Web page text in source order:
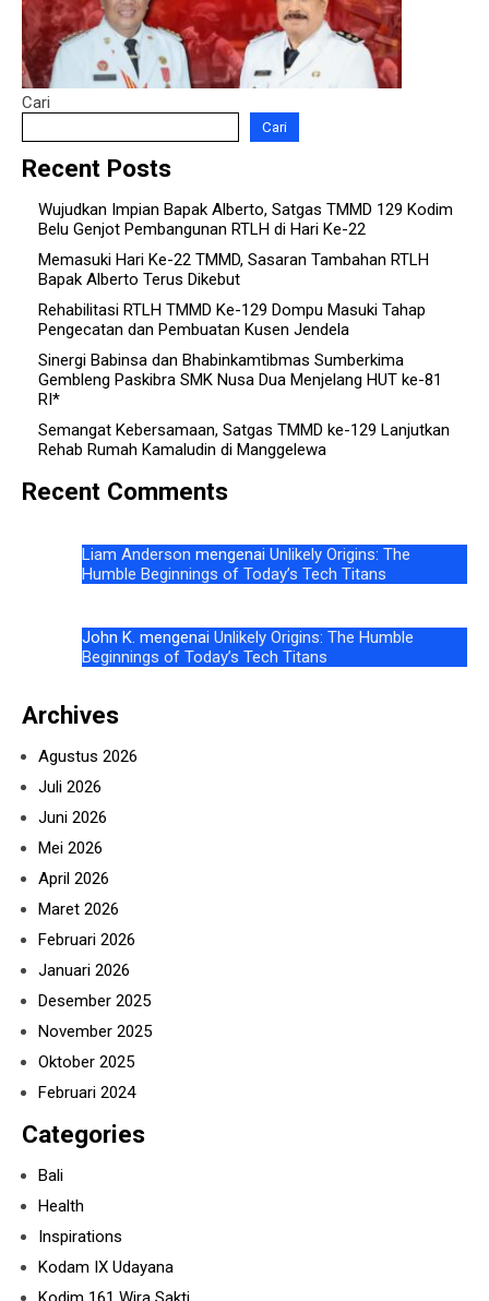
Cari
Cari
Recent Posts
Wujudkan Impian Bapak Alberto, Satgas TMMD 129 Kodim
Belu Genjot Pembangunan RTLH di Hari Ke-22
Memasuki Hari Ke-22 TMMD, Sasaran Tambahan RTLH
Bapak Alberto Terus Dikebut
Rehabilitasi RTLH TMMD Ke-129 Dompu Masuki Tahap
Pengecatan dan Pembuatan Kusen Jendela
Sinergi Babinsa dan Bhabinkamtibmas Sumberkima
Gembleng Paskibra SMK Nusa Dua Menjelang HUT ke-81
RI*
Semangat Kebersamaan, Satgas TMMD ke-129 Lanjutkan
Rehab Rumah Kamaludin di Manggelewa
Recent Comments
Liam Anderson mengenai Unlikely Origins: The
Humble Beginnings of Today’s Tech Titans
John K. mengenai Unlikely Origins: The Humble
Beginnings of Today’s Tech Titans
Archives
Agustus 2026
Juli 2026
Juni 2026
Mei 2026
April 2026
Maret 2026
Februari 2026
Januari 2026
Desember 2025
November 2025
Oktober 2025
Februari 2024
Categories
Bali
Health
Inspirations
Kodam IX Udayana